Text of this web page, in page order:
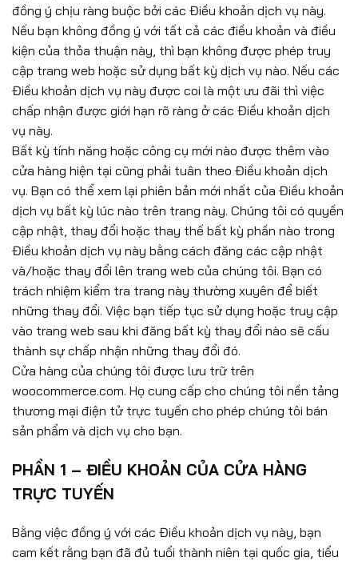
đồng ý chịu ràng buộc bởi các Điều khoản dịch vụ này.
Nếu bạn không đồng ý với tất cả các điều khoản và điều
kiện của thỏa thuận này, thì bạn không được phép truy
cập trang web hoặc sử dụng bất kỳ dịch vụ nào. Nếu các
Điều khoản dịch vụ này được coi là một ưu đãi thì việc
chấp nhận được giới hạn rõ ràng ở các Điều khoản dịch
vụ này.
Bất kỳ tính năng hoặc công cụ mới nào được thêm vào
cửa hàng hiện tại cũng phải tuân theo Điều khoản dịch
vụ. Bạn có thể xem lại phiên bản mới nhất của Điều khoản
dịch vụ bất kỳ lúc nào trên trang này. Chúng tôi có quyền
cập nhật, thay đổi hoặc thay thế bất kỳ phần nào trong
Điều khoản dịch vụ này bằng cách đăng các cập nhật
và/hoặc thay đổi lên trang web của chúng tôi. Bạn có
trách nhiệm kiểm tra trang này thường xuyên để biết
những thay đổi. Việc bạn tiếp tục sử dụng hoặc truy cập
vào trang web sau khi đăng bất kỳ thay đổi nào sẽ cấu
thành sự chấp nhận những thay đổi đó.
Cửa hàng của chúng tôi được lưu trữ trên
woocommerce.com. Họ cung cấp cho chúng tôi nền tảng
thương mại điện tử trực tuyến cho phép chúng tôi bán
sản phẩm và dịch vụ cho bạn.
PHẦN 1 – ĐIỀU KHOẢN CỦA CỬA HÀNG
TRỰC TUYẾN
Bằng việc đồng ý với các Điều khoản dịch vụ này, bạn
cam kết rằng bạn đã đủ tuổi thành niên tại quốc gia, tiểu